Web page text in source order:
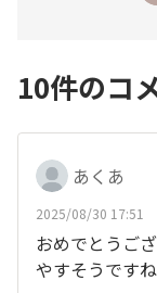
10件のコ
あくあ
2025/08/30 17:51
おめでとうご
やすそうですね